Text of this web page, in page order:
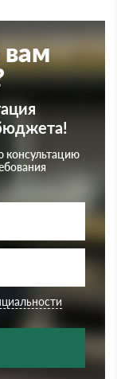
вам
консультацию